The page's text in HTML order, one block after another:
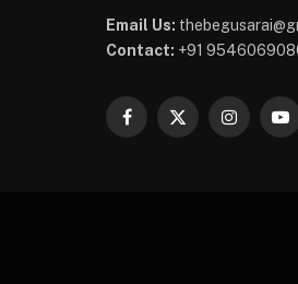
Email Us:
Contact: +91
Facebook
X